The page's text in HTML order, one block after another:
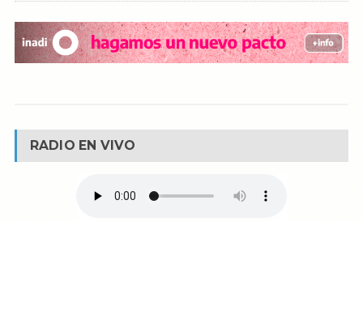
RADIO EN VIVO